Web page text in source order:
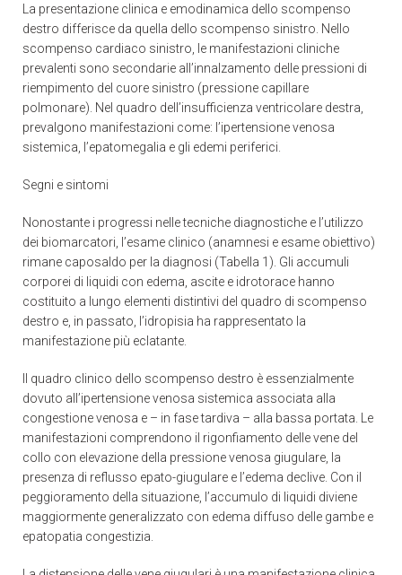
La presentazione clinica e emodinamica dello scompenso
destro differisce da quella dello scompenso sinistro. Nello
scompenso cardiaco sinistro, le manifestazioni cliniche
prevalenti sono secondarie all’innalzamento delle pressioni di
riempimento del cuore sinistro (pressione capillare
polmonare). Nel quadro dell’insufficienza ventricolare destra,
prevalgono manifestazioni come: l’ipertensione venosa
sistemica, l’epatomegalia e gli edemi periferici.
Segni e sintomi
Nonostante i progressi nelle tecniche diagnostiche e l’utilizzo
dei biomarcatori, l’esame clinico (anamnesi e esame obiettivo)
rimane caposaldo per la diagnosi (Tabella 1). Gli accumuli
corporei di liquidi con edema, ascite e idrotorace hanno
costituito a lungo elementi distintivi del quadro di scompenso
destro e, in passato, l’idropisia ha rappresentato la
manifestazione più eclatante.
Il quadro clinico dello scompenso destro è essenzialmente
dovuto all’ipertensione venosa sistemica associata alla
congestione venosa e – in fase tardiva – alla bassa portata. Le
manifestazioni comprendono il rigonfiamento delle vene del
collo con elevazione della pressione venosa giugulare, la
presenza di reflusso epato-giugulare e l’edema declive. Con il
peggioramento della situazione, l’accumulo di liquidi diviene
maggiormente generalizzato con edema diffuso delle gambe e
epatopatia congestizia.